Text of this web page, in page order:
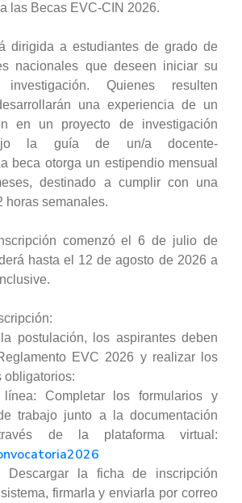
las Becas EVC-CIN 2026.
dirigida a estudiantes de grado de
nacionales que deseen iniciar su
Quienes resulten
una experiencia de un
en un proyecto de investigación
la guía de un/a docente-
beca otorga un estipendio mensual
destinado a cumplir con una
horas semanales.
comenzó el 6 de julio de
hasta el 12 de agosto de 2026 a
postulación, los aspirantes deben
EVC 2026 y realizar los
obligatorios:
línea: Completar los formularios y
trabajo junto a la documentación
de la plataforma virtual:
Descargar la ficha de inscripción
firmarla y enviarla por correo